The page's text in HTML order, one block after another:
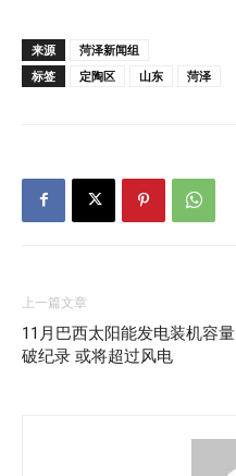
来源
菏泽新闻组
标签
定陶区 山东 菏泽
上一篇文章
11月巴西太阳能发电装机容量
破纪录 或将超过风电